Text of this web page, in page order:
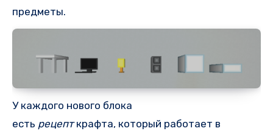
предметы.
У каждого нового блока
есть рецепткрафта, который работает в